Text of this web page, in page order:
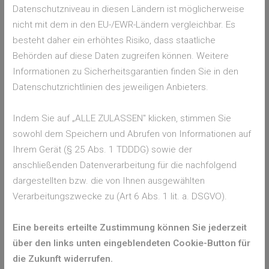
Die Einnahme von Apfelessig erfolgt in der Regel verdünnt in
Wasser. Das liegt daran, dass Apfelessig sehr säurehaltig ist
und unverdünnt die Schleimhäute in Mund und Rachen reizen
sowie den Zahnschmelz angreifen kann. Üblich ist eine
Dosierung von ein bis zwei Esslöffeln pro Glas Wasser.
Manche starten mit geringeren Mengen, beispielsweise
Magenbeschwerden auftreten.
Ob man den Apfelessig eher vor der Hauptmahlzeit oder auf
konsumieren Apfelessig kurz vor dem Mittag- oder
Datenschutzniveau in diesen Ländern ist möglicherweise
nicht mit dem in den EU-/EWR-Ländern vergleichbar. Es
besteht daher ein erhöhtes Risiko, dass staatliche
Behörden auf diese Daten zugreifen können. Weitere
Informationen zu Sicherheitsgarantien finden Sie in den
Datenschutzrichtlinien des jeweiligen Anbieters.
Indem Sie auf „ALLE ZULASSEN" klicken, stimmen Sie
sowohl dem Speichern und Abrufen von Informationen auf
Ihrem Gerät (§ 25 Abs. 1 TDDDG) sowie der
anschließenden Datenverarbeitung für die nachfolgend
dargestellten bzw. die von Ihnen ausgewählten
Verarbeitungszwecke zu (Art 6 Abs. 1 lit. a. DSGVO).
Eine bereits erteilte Zustimmung können Sie jederzeit
über den links unten eingeblendeten Cookie-Button für
die Zukunft widerrufen.